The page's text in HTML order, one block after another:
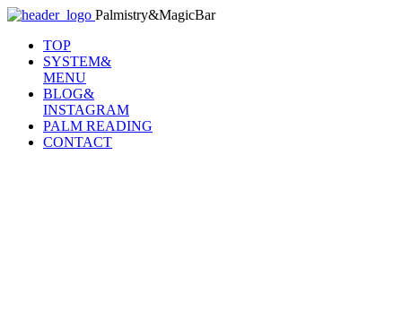
Palmistry&MagicBar
TOP
SYSTEM&
MENU
BLOG&
INSTAGRAM
PALM READING
CONTACT